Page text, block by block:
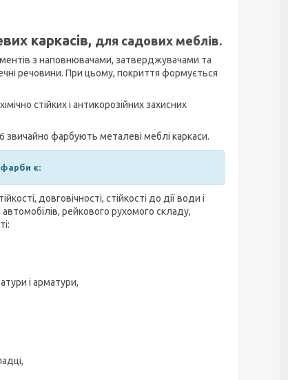
каркасів, для садових меблів.
з наповнювачами, затверджувачами та
речовини. При цьому, покриття формується
стійких і антикорозійних захисних
звичайно фарбують металеві меблі каркаси.
є:
довговічності, стійкості до дії води і
рейкового рухомого складу,
і арматури,